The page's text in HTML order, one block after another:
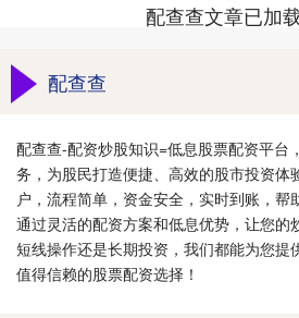
配查查文章已加
配查查
配查查-配资炒股知识=低息股票配资平台
务，为股民打造便捷、高效的股市投资体
户，流程简单，资金安全，实时到账，帮
通过灵活的配资方案和低息优势，让您的
短线操作还是长期投资，我们都能为您提
值得信赖的股票配资选择！